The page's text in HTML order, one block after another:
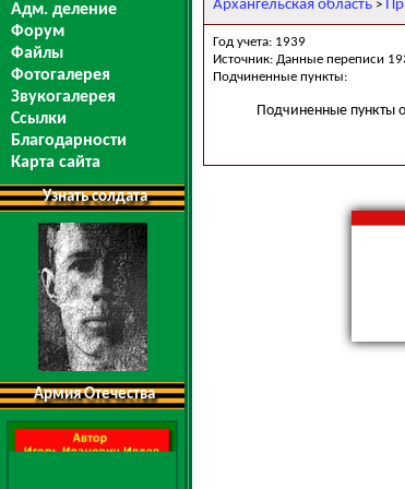
Адм. деление
Форум
Файлы
Фотогалерея
Звукогалерея
Ссылки
Благодарности
Карта сайта
Узнать солдата
Армия Отечества
Архангельская область >
Год учета: 1939
Источник: Данные переписи
Подчиненные пункты:
Подчиненные пункты